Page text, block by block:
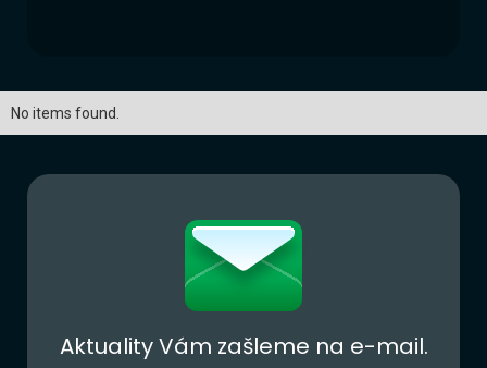
No items found.
Aktuality Vám zašleme na e-mail.